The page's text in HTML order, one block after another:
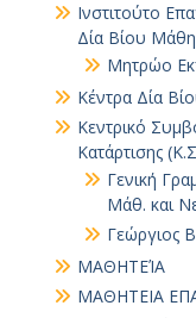
Ινστιτούτο
Δία Βίου
Μητρώο
Κέντρα Δία
Κεντρικό
Κατάρτισης
Γενική
Μάθ. και
Γεώργιος
ΜΑΘΗΤΕΊΑ
ΜΑΘΗΤΕΙΑ